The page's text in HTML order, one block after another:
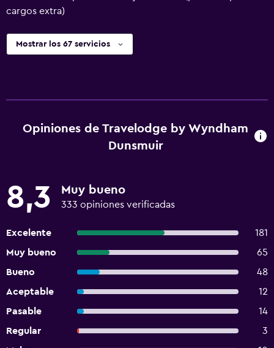
cargos extra)
Mostrar los 67 servicios
Opiniones de Travelodge by Wyndham
Dunsmuir
8,3 Muy bueno
333 opiniones verificadas
Excelente
181
Muy bueno
65
Bueno
48
Aceptable
12
Pasable
14
Regular
3